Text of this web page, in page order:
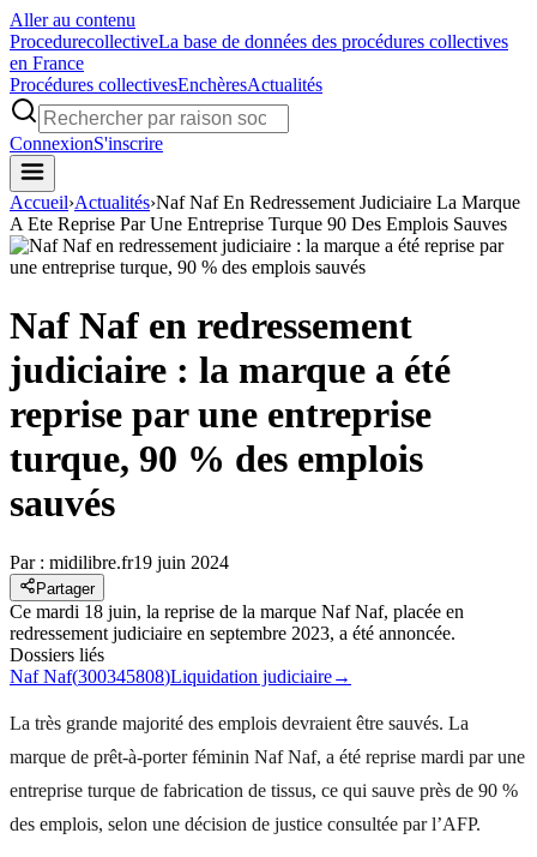
Aller au contenu
ProcedurecollectiveLa base de données des procédures collectives
en France
Procédures collectivesEnchèresActualités
ConnexionS'inscrire
Accueil›Actualités›Naf Naf En Redressement Judiciaire La Marque
A Ete Reprise Par Une Entreprise Turque 90 Des Emplois Sauves
Naf Naf en redressement
judiciaire : la marque a été
reprise par une entreprise
turque, 90 % des emplois
sauvés
Par : midilibre.fr19 juin 2024
Partager
Ce mardi 18 juin, la reprise de la marque Naf Naf, placée en
redressement judiciaire en septembre 2023, a été annoncée.
Dossiers liés
Naf Naf(300345808)Liquidation judiciaire→
La très grande majorité des emplois devraient être sauvés. La
marque de prêt-à-porter féminin Naf Naf, a été reprise mardi par une
entreprise turque de fabrication de tissus, ce qui sauve près de 90 %
des emplois, selon une décision de justice consultée par l’AFP.